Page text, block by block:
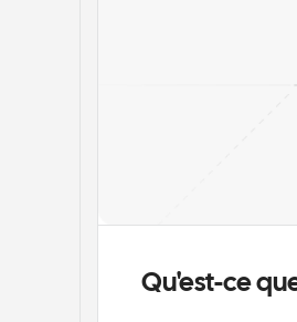
Qu'est-ce